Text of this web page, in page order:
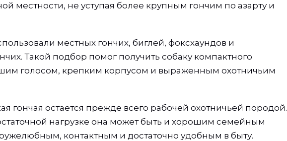
местности, не уступая более крупным гончим по азарту и
местных гончих, биглей, фоксхаундов и
Такой подбор помог получить собаку компактного
голосом, крепким корпусом и выраженным охотничьим
гончая остается прежде всего рабочей охотничьей породой.
нагрузке она может быть и хорошим семейным
контактным и достаточно удобным в быту.